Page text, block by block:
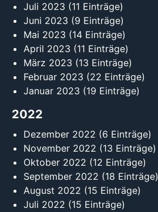
Juli 2023 (11 Einträge)
Juni 2023 (9 Einträge)
Mai 2023 (14 Einträge)
April 2023 (11 Einträge)
März 2023 (13 Einträge)
Februar 2023 (22 Einträge)
Januar 2023 (19 Einträge)
2022
Dezember 2022 (6 Einträge)
November 2022 (13 Einträge)
Oktober 2022 (12 Einträge)
September 2022 (18 Einträge)
August 2022 (15 Einträge)
Juli 2022 (15 Einträge)